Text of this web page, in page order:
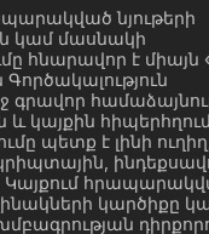
նյութերի
կամ մասնակի
հնարավոր է միայն
գրավոր
և կայքին հիպերհղում
պետք է լինի ուղիղ,
Կայքում
կարծիքը